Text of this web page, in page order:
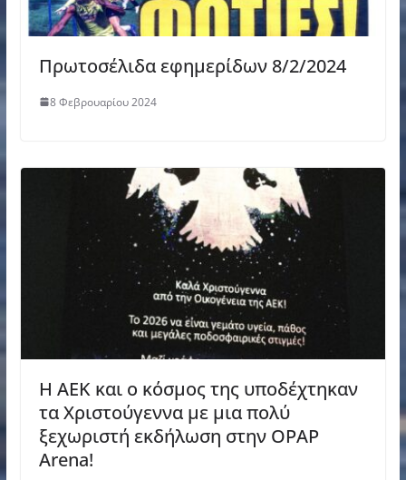
Πρωτοσέλιδα εφημερίδων 8/2/2024
8 Φεβρουαρίου 2024
Η ΑΕΚ και ο κόσμος της υποδέχτηκαν
τα Χριστούγεννα με μια πολύ
ξεχωριστή εκδήλωση στην OPAP
Arena!